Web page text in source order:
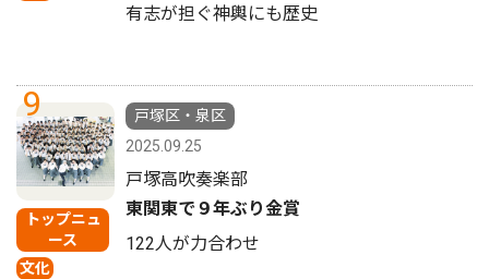
有志が担ぐ神輿にも歴史
9
トップニュ
ース
文化
戸塚区・泉区
2025.09.25
戸塚高吹奏楽部
東関東で９年ぶり金賞
122人が力合わせ